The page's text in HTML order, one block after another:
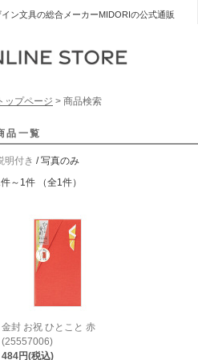
ン文具の総合メーカーMIDORIの公式通販
ップページ > 商品検索
品一覧
明付き / 写真のみ
～1件 （全1件）
金封 お祝 ひとこと 赤
(25557006)
484円(税込)